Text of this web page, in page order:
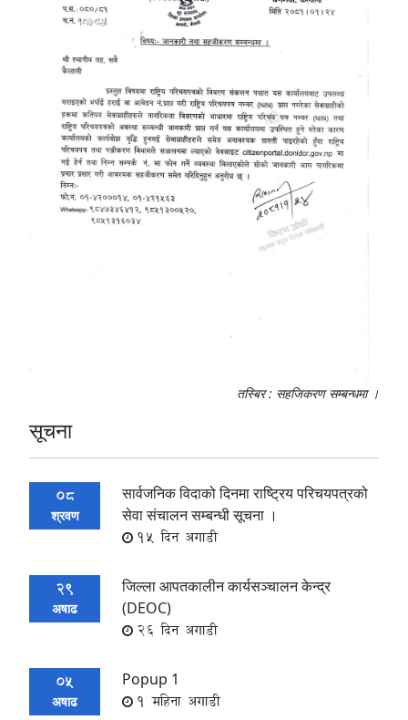
तस्बिर : सहजिकरण सम्बन्धमा ।
सूचना
08
श्रवण
सार्वजनिक विदाको दिनमा राष्ट्रिय परिचयपत्रको
सेवा संचालन सम्बन्धी सूचना ।
15 दिन अगाडी
29
अषाढ
जिल्ला आपतकालीन कार्यसञ्चालन केन्द्र
(DEOC)
26 दिन अगाडी
05
अषाढ
Popup 1
1 महिना अगाडी